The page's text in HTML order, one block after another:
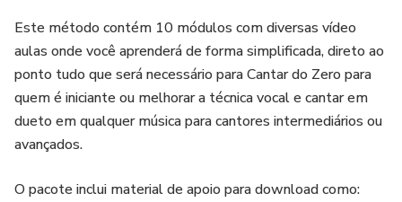
Este método contém 10 módulos com diversas vídeo
aulas onde você aprenderá de forma simplificada, direto ao
ponto tudo que será necessário para Cantar do Zero para
quem é iniciante ou melhorar a técnica vocal e cantar em
dueto em qualquer música para cantores intermediários ou
avançados.
O pacote inclui material de apoio para download como: